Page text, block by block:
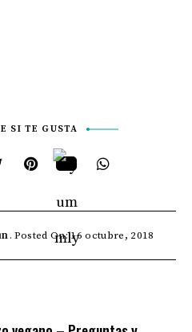
SI TE GUSTA
Posted On: 16 octubre, 2018